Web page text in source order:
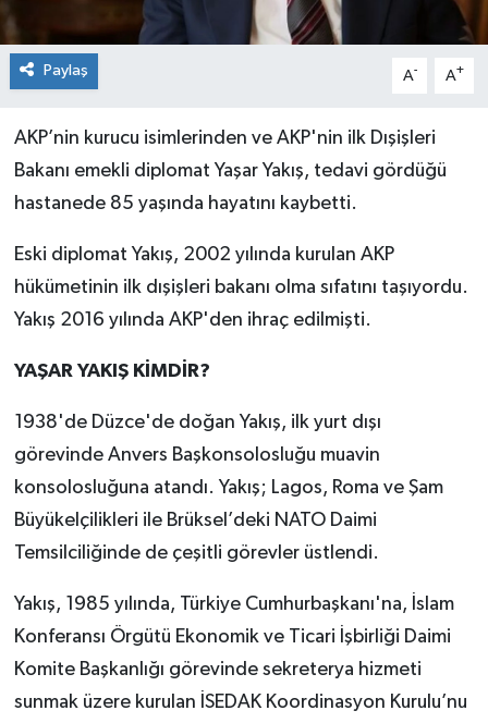
Paylaş A- A+
AKP’nin kurucu isimlerinden ve AKP'nin ilk Dışişleri
Bakanı emekli diplomat Yaşar Yakış, tedavi gördüğü
hastanede 85 yaşında hayatını kaybetti.
Eski diplomat Yakış, 2002 yılında kurulan AKP
hükümetinin ilk dışişleri bakanı olma sıfatını taşıyordu.
Yakış 2016 yılında AKP'den ihraç edilmişti.
YAŞAR YAKIŞ KİMDİR?
1938'de Düzce'de doğan Yakış, ilk yurt dışı
görevinde Anvers Başkonsolosluğu muavin
konsolosluğuna atandı. Yakış; Lagos, Roma ve Şam
Büyükelçilikleri ile Brüksel’deki NATO Daimi
Temsilciliğinde de çeşitli görevler üstlendi.
Yakış, 1985 yılında, Türkiye Cumhurbaşkanı'na, İslam
Konferansı Örgütü Ekonomik ve Ticari İşbirliği Daimi
Komite Başkanlığı görevinde sekreterya hizmeti
sunmak üzere kurulan İSEDAK Koordinasyon Kurulu’nu